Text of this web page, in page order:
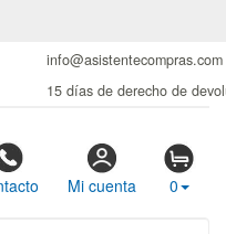
info@asistentecompras.com
15 días de derecho de
Mi cuenta 0